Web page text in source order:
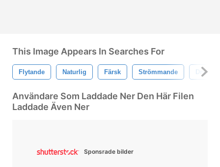
This Image Appears In Searches For
Flytande Naturlig Färsk Strömmande Dryck
Användare Som Laddade Ner Den Här Filen
Laddade Även Ner
Sponsrade bilder